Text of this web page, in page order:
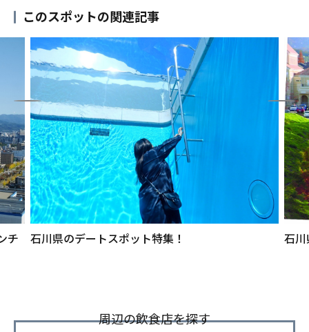
このスポットの関連記事
チ 石川県のデートスポット特集！ 石
周辺の飲食店を探す